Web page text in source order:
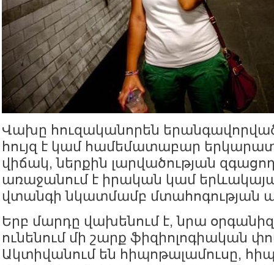
Վախը հուզականորեն
հույզ է կամ համեմատաբար
վիճակ, ներքին լարվածության
առաջանում է իրական կամ
վտանգի նկատմամբ մտահոգության
Երբ մարդը վախենում է, նրա
ունենում մի շարք ֆիզիոլոգիական
Ակտիվանում են հիպոթալամուսը,